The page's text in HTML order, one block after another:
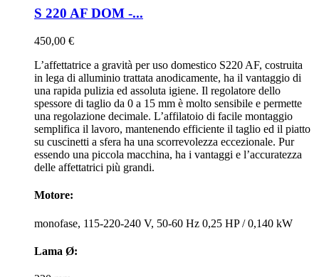
S 220 AF DOM -...
450,00 €
L’affettatrice a gravità per uso domestico S220 AF, costruita
in lega di alluminio trattata anodicamente, ha il vantaggio di
una rapida pulizia ed assoluta igiene. Il regolatore dello
spessore di taglio da 0 a 15 mm è molto sensibile e permette
una regolazione decimale. L’affilatoio di facile montaggio
semplifica il lavoro, mantenendo efficiente il taglio ed il piatto
su cuscinetti a sfera ha una scorrevolezza eccezionale. Pur
essendo una piccola macchina, ha i vantaggi e l’accuratezza
delle affettatrici più grandi.
Motore:
monofase, 115-220-240 V, 50-60 Hz 0,25 HP / 0,140 kW
Lama Ø: